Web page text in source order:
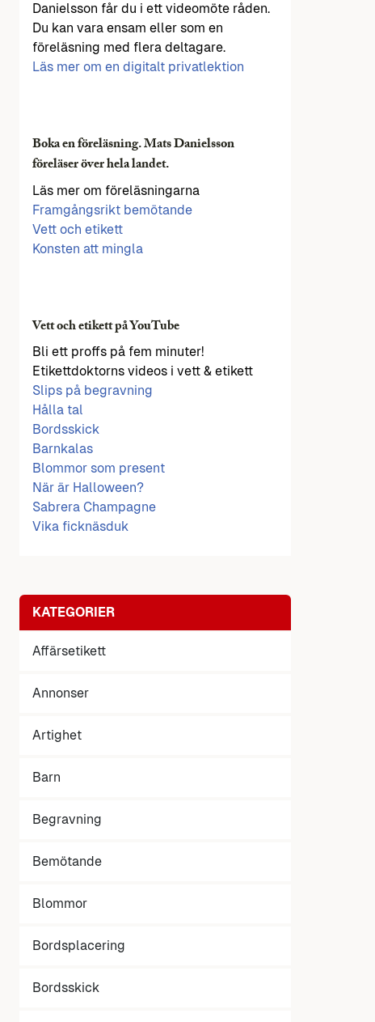
Danielsson får du i ett videomöte råden.
Du kan vara ensam eller som en
föreläsning med flera deltagare.
Läs mer om en digitalt privatlektion
Boka en föreläsning. Mats Danielsson
föreläser över hela landet.
Läs mer om föreläsningarna
Framgångsrikt bemötande
Vett och etikett
Konsten att mingla
Vett och etikett på YouTube
Bli ett proffs på fem minuter!
Etikettdoktorns videos i vett & etikett
Slips på begravning
Hålla tal
Bordsskick
Barnkalas
Blommor som present
När är Halloween?
Sabrera Champagne
Vika ficknäsduk
KATEGORIER
Affärsetikett
Annonser
Artighet
Barn
Begravning
Bemötande
Blommor
Bordsplacering
Bordsskick